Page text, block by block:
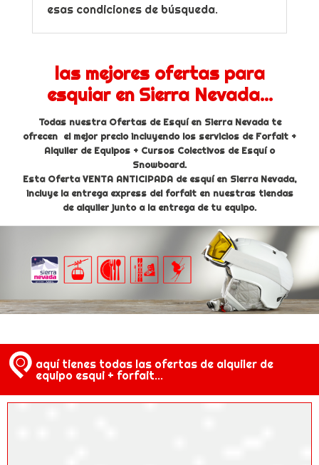
esas condiciones de búsqueda.
las mejores ofertas para
esquiar en Sierra Nevada...
Todas nuestra Ofertas de Esquí en Sierra Nevada te
ofrecen el mejor precio incluyendo los servicios de Forfait +
Alquiler de Equipos + Cursos Colectivos de Esquí o
Snowboard.
Esta Oferta VENTA ANTICIPADA de esquí en Sierra Nevada,
incluye la entrega express del forfait en nuestras tiendas
de alquiler junto a la entrega de tu equipo.
aquí tienes todas las ofertas de alquiler de
equipo esqui + forfait...